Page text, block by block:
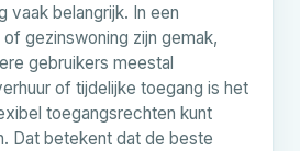
vaak belangrijk. In een
gezinswoning zijn gemak,
gebruikers meestal
of tijdelijke toegang is het
toegangsrechten kunt
Dat betekent dat de beste